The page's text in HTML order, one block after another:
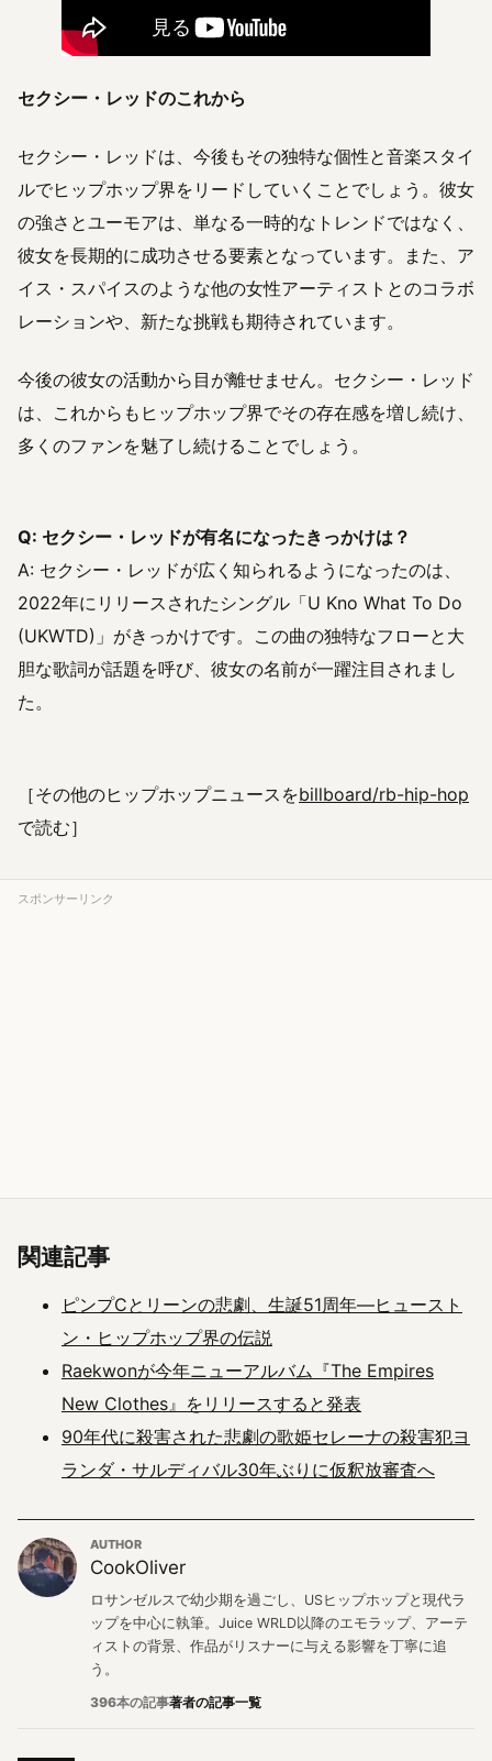
セクシー・レッドのこれから
セクシー・レッドは、今後もその独特な個性と音楽スタイ
ルでヒップホップ界をリードしていくことでしょう。彼女
の強さとユーモアは、単なる一時的なトレンドではなく、
彼女を長期的に成功させる要素となっています。また、ア
イス・スパイスのような他の女性アーティストとのコラボ
レーションや、新たな挑戦も期待されています。
今後の彼女の活動から目が離せません。セクシー・レッド
は、これからもヒップホップ界でその存在感を増し続け、
多くのファンを魅了し続けることでしょう。
Q: セクシー・レッドが有名になったきっかけは？
A: セクシー・レッドが広く知られるようになったのは、
2022年にリリースされたシングル「U Kno What To Do
(UKWTD)」がきっかけです。この曲の独特なフローと大
胆な歌詞が話題を呼び、彼女の名前が一躍注目されまし
た。
［その他のヒップホップニュースをbillboard/rb-hip-hop
で読む］
スポンサーリンク
関連記事
ピンプCとリーンの悲劇、生誕51周年―ヒュースト
ン・ヒップホップ界の伝説
Raekwonが今年ニューアルバム『The Empires
New Clothes』をリリースすると発表
90年代に殺害された悲劇の歌姫セレーナの殺害犯ヨ
ランダ・サルディバル30年ぶりに仮釈放審査へ
AUTHOR
CookOliver
ロサンゼルスで幼少期を過ごし、USヒップホップと現代ラ
ップを中心に執筆。Juice WRLD以降のエモラップ、アーテ
ィストの背景、作品がリスナーに与える影響を丁寧に追
う。
396本の記事著者の記事一覧